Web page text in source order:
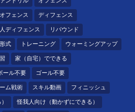
フェンス ディフェンス
ディフェンス リバウンド
式 トレーニング ウォーミングアップ
家（自宅）でできる
ール不要 ゴール不要
ム戦術 スキル動画 フィニッシュ
怪我人向け（動かずにできる）